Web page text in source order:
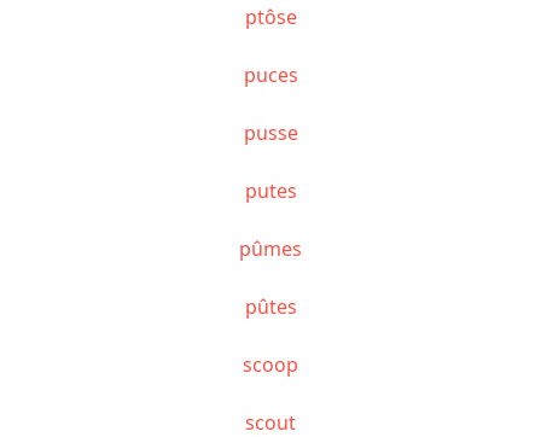
ptôse
puces
pusse
putes
pûmes
pûtes
scoop
scout